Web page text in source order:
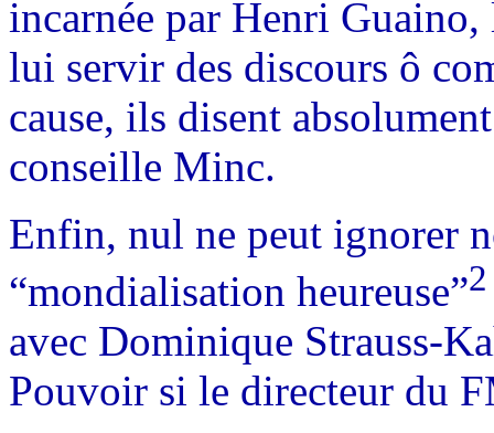
incarnée par Henri
lui servir des discours ô
cause, ils disent
conseille Minc.
Enfin, nul ne peut ignorer
“mondialisation heureuse”2
avec Dominique Strauss-
Pouvoir si le directeur du